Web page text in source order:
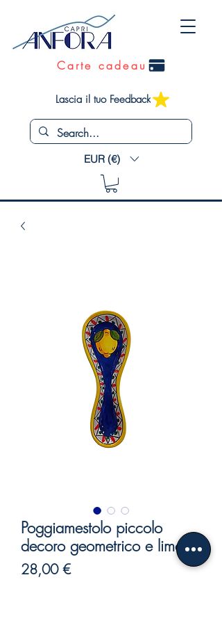
Carte cadeau
Lascia il tuo Feedback
EUR (€)
Poggiamestolo piccolo
decoro geometrico e limoni
28,00 €Prix